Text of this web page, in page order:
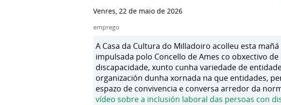
Venres, 22 de maio de 2026
emprego
A Casa da Cultura do Milladoiro acolleu esta
impulsada polo Concello de Ames co obxectivo
discapacidade, xunto cunha variedade de
organización dunha xornada na que entidades,
espazo de convivencia e conversa arredor da
vídeo sobre a inclusión laboral das persoas con